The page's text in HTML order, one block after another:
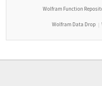
Wolfram Function
Wolfram Data Drop |